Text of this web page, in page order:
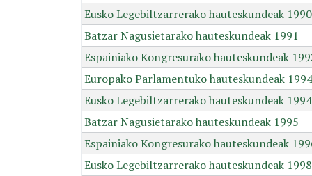
Eusko Legebiltzarrerako hauteskundeak 1990
Batzar Nagusietarako hauteskundeak 1991
Espainiako Kongresurako hauteskundeak
Europako Parlamentuko hauteskundeak 1994
Eusko Legebiltzarrerako hauteskundeak 1994
Batzar Nagusietarako hauteskundeak 1995
Espainiako Kongresurako hauteskundeak
Eusko Legebiltzarrerako hauteskundeak 1998